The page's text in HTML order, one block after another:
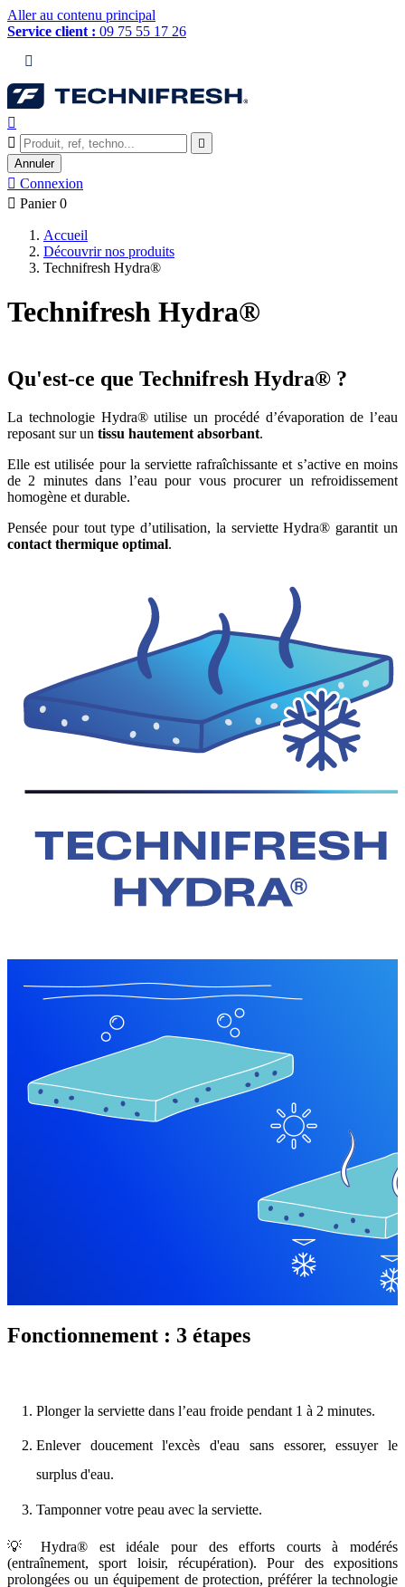
Aller au contenu principal
Service client : 09 75 55 17 26




Annuler
 Connexion
 Panier 0
Accueil
Découvrir nos produits
Technifresh Hydra®
Technifresh Hydra®
Qu'est-ce que Technifresh Hydra® ?
La technologie Hydra® utilise un procédé d’évaporation de l’eau
reposant sur un tissu hautement absorbant.
Elle est utilisée pour la serviette rafraîchissante et s’active en moins
de 2 minutes dans l’eau pour vous procurer un refroidissement
homogène et durable.
Pensée pour tout type d’utilisation, la serviette Hydra® garantit un
contact thermique optimal.
Fonctionnement : 3 étapes
Plonger la serviette dans l’eau froide pendant 1 à 2 minutes.
Enlever doucement l'excès d'eau sans essorer, essuyer le
surplus d'eau.
Tamponner votre peau avec la serviette.
💡 Hydra® est idéale pour des efforts courts à modérés
(entraînement, sport loisir, récupération). Pour des expositions
prolongées ou un équipement de protection, préférer la technologie